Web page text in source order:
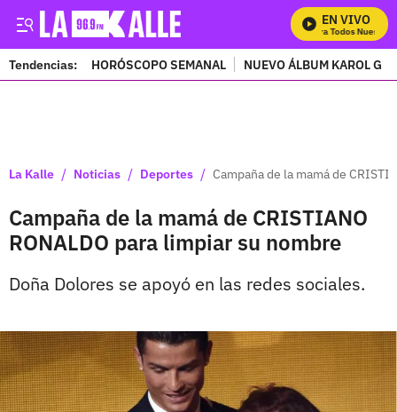
EN VIVO
Mira Todos Nuestros
Tendencias: HORÓSCOPO SEMANAL NUEVO ÁLBUM KAROL G
La Kalle / Noticias / Deportes / Campaña de la mamá de
Campaña de la mamá de CRISTIANO
RONALDO para limpiar su nombre
Doña Dolores se apoyó en las redes sociales.